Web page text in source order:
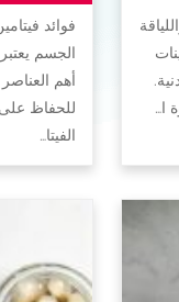
ا…
فوائد
الجسم
أهم
للحفاظ
الفيتا…